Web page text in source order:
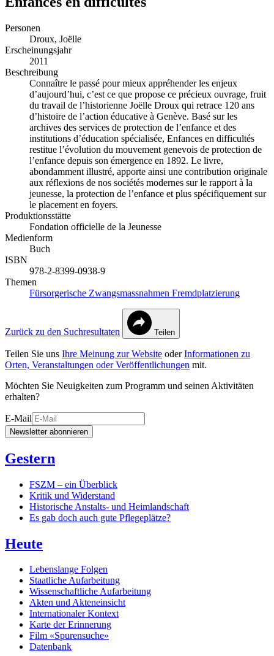
Personen
Droux, Joëlle
Erscheinungsjahr
2011
Beschreibung
Connaître le passé pour mieux appréhender les enjeux
d’aujourd’hui, c’est ce que propose ce précieux ouvrage, fruit
du travail de l’historienne Joëlle Droux qui retrace 120 ans
d’histoire de l’action éducative à Genève. Basé sur les
archives des services de protection de l’enfance et des
institutions d’éducation spécialisée, Enfances en difficultés
restitue l’évolution du mouvement genevois de protection de
l’enfance depuis son émergence en 1892. Le livre,
abondamment illustré, apporte ainsi une contribution originale
aux réflexions de nos sociétés modernes sur le rapport à la
jeunesse, la protection de l’enfance et plus spécifiquement sur
le placement en foyers.
Produktionsstätte
Fondation officielle de la Jeunesse
Medienform
Buch
ISBN
978-2-8399-0938-9
Themen
Fürsorgerische Zwangsmassnahmen Fremdplatzierung
Zurück zu den Suchresultaten Teilen
Teilen Sie uns Ihre Meinung zur Website oderInformationen zu
Orten, Veranstaltungen oder Veröffentlichungen mit.
Möchten Sie Neuigkeiten zum Programm und seinen Aktivitäten
erhalten?
E-Mail
Newsletter abonnieren
Gestern
FSZM – ein Überblick
Kritik und Widerstand
Historische Anstalts- und Heimlandschaft
Es gab doch auch gute Pflegeplätze?
Heute
Lebenslange Folgen
Staatliche Aufarbeitung
Wissenschaftliche Aufarbeitung
Akten und Akteneinsicht
Internationaler Kontext
Karte der Erinnerung
Film «Spurensuche»
Datenbank